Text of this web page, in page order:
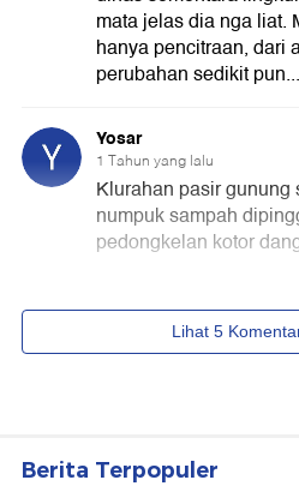
Berita Terpopuler